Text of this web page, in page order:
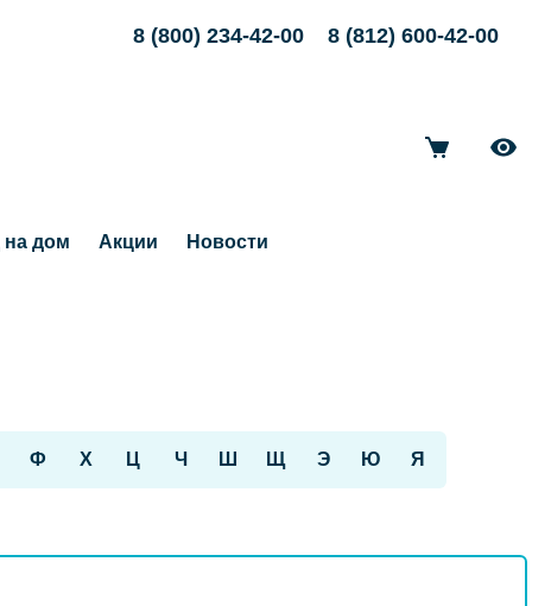
8 (800) 234-42-00 8 (812) 600-42-00
на дом Акции Новости
Ф Х Ц Ч Ш Щ Э Ю Я